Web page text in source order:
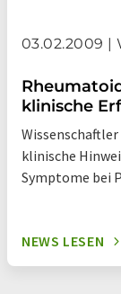
03.02.2009 |
klinische
klinische
Symptome bei
NEWS LESEN